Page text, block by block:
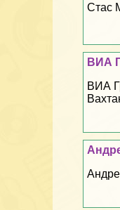
Стас
ВИА
ВИА